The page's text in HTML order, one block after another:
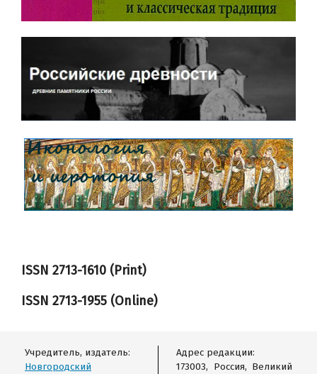
ISSN 2713-1610 (Print)
ISSN 2713-1955 (Online)
Учредитель, издатель:
Новгородский
Адрес редакции:
173003, Россия, Великий